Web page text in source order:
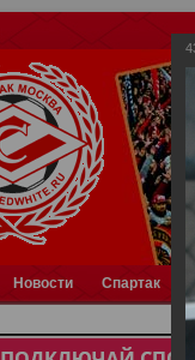
Новости Спартак